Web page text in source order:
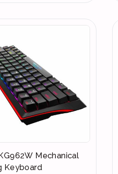
Mechanical
Keyboard